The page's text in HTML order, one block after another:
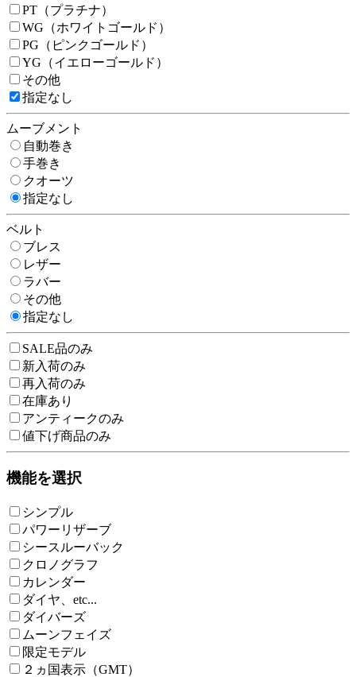
PT（プラチナ）
WG（ホワイトゴールド）
PG（ピンクゴールド）
YG（イエローゴールド）
その他
指定なし
ムーブメント
自動巻き
手巻き
クオーツ
指定なし
ベルト
ブレス
レザー
ラバー
その他
指定なし
SALE品のみ
新入荷のみ
再入荷のみ
在庫あり
アンティークのみ
値下げ商品のみ
機能を選択
シンプル
パワーリザーブ
シースルーバック
クロノグラフ
カレンダー
ダイヤ、etc...
ダイバーズ
ムーンフェイズ
限定モデル
２ヵ国表示（GMT）